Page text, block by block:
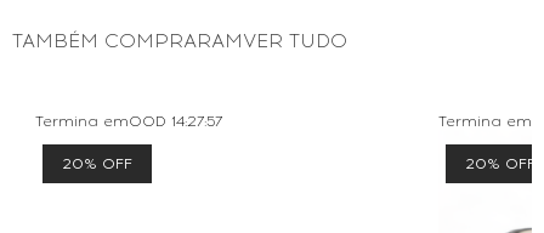
TAMBÉM COMPRARAMVER TUDO
20% OFF
Termina em00D 14:27:56
20% OFF
Termina em